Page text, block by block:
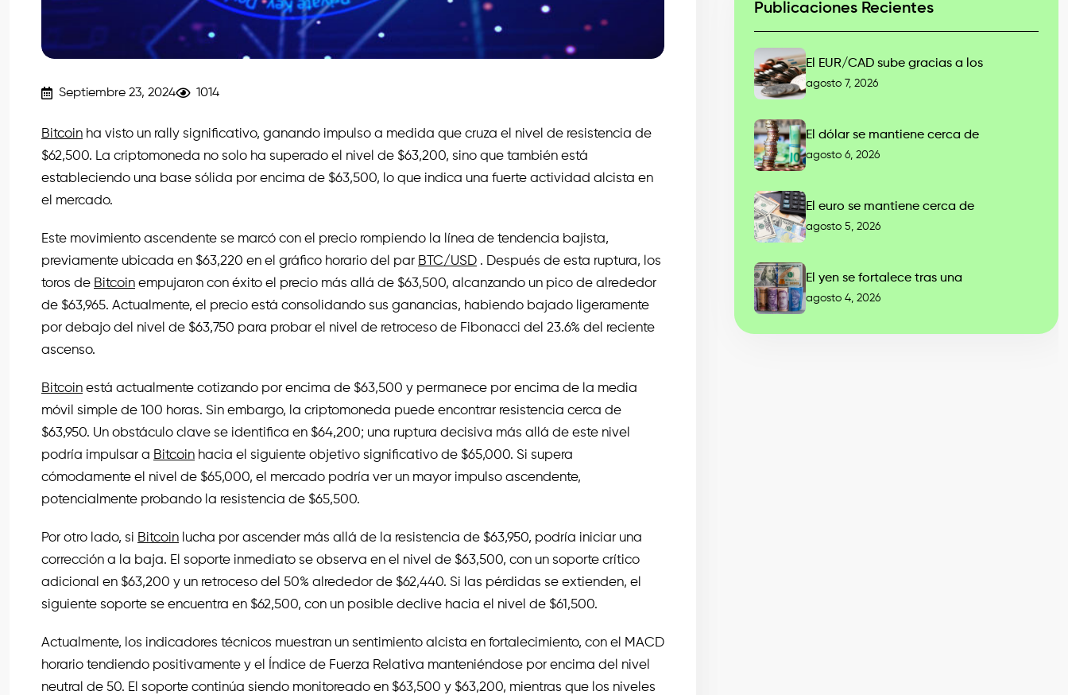
Septiembre 23, 2024 1014
Bitcoin ha visto un rally significativo, ganando impulso a medida que cruza el nivel de resistencia de
$62,500. La criptomoneda no solo ha superado el nivel de $63,200, sino que también está
estableciendo una base sólida por encima de $63,500, lo que indica una fuerte actividad alcista en
el mercado.
Este movimiento ascendente se marcó con el precio rompiendo la línea de tendencia bajista,
previamente ubicada en $63,220 en el gráfico horario del par BTC/USD . Después de esta ruptura, los
toros de Bitcoin empujaron con éxito el precio más allá de $63,500, alcanzando un pico de alrededor
de $63,965. Actualmente, el precio está consolidando sus ganancias, habiendo bajado ligeramente
por debajo del nivel de $63,750 para probar el nivel de retroceso de Fibonacci del 23.6% del reciente
ascenso.
Bitcoin está actualmente cotizando por encima de $63,500 y permanece por encima de la media
móvil simple de 100 horas. Sin embargo, la criptomoneda puede encontrar resistencia cerca de
$63,950. Un obstáculo clave se identifica en $64,200; una ruptura decisiva más allá de este nivel
podría impulsar a Bitcoin hacia el siguiente objetivo significativo de $65,000. Si supera
cómodamente el nivel de $65,000, el mercado podría ver un mayor impulso ascendente,
potencialmente probando la resistencia de $65,500.
Por otro lado, si Bitcoin lucha por ascender más allá de la resistencia de $63,950, podría iniciar una
corrección a la baja. El soporte inmediato se observa en el nivel de $63,500, con un soporte crítico
adicional en $63,200 y un retroceso del 50% alrededor de $62,440. Si las pérdidas se extienden, el
siguiente soporte se encuentra en $62,500, con un posible declive hacia el nivel de $61,500.
Actualmente, los indicadores técnicos muestran un sentimiento alcista en fortalecimiento, con el MACD
horario tendiendo positivamente y el Índice de Fuerza Relativa manteniéndose por encima del nivel
neutral de 50. El soporte continúa siendo monitoreado en $63,500 y $63,200, mientras que los niveles
Publicaciones Recientes
El EUR/CAD sube gracias a los
agosto 7, 2026
El dólar se mantiene cerca de
agosto 6, 2026
El euro se mantiene cerca de
agosto 5, 2026
El yen se fortalece tras una
agosto 4, 2026